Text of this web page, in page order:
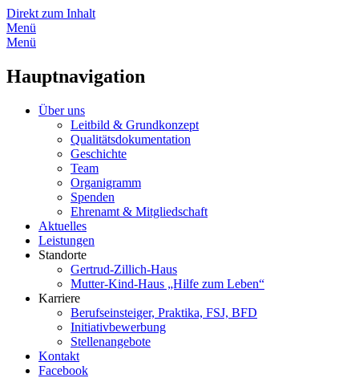
Direkt zum Inhalt
Menü
Menü
Hauptnavigation
Über uns
Leitbild & Grundkonzept
Qualitätsdokumentation
Geschichte
Team
Organigramm
Spenden
Ehrenamt & Mitgliedschaft
Aktuelles
Leistungen
Standorte
Gertrud-Zillich-Haus
Mutter-Kind-Haus „Hilfe zum Leben“
Karriere
Berufseinsteiger, Praktika, FSJ, BFD
Initiativbewerbung
Stellenangebote
Kontakt
Facebook